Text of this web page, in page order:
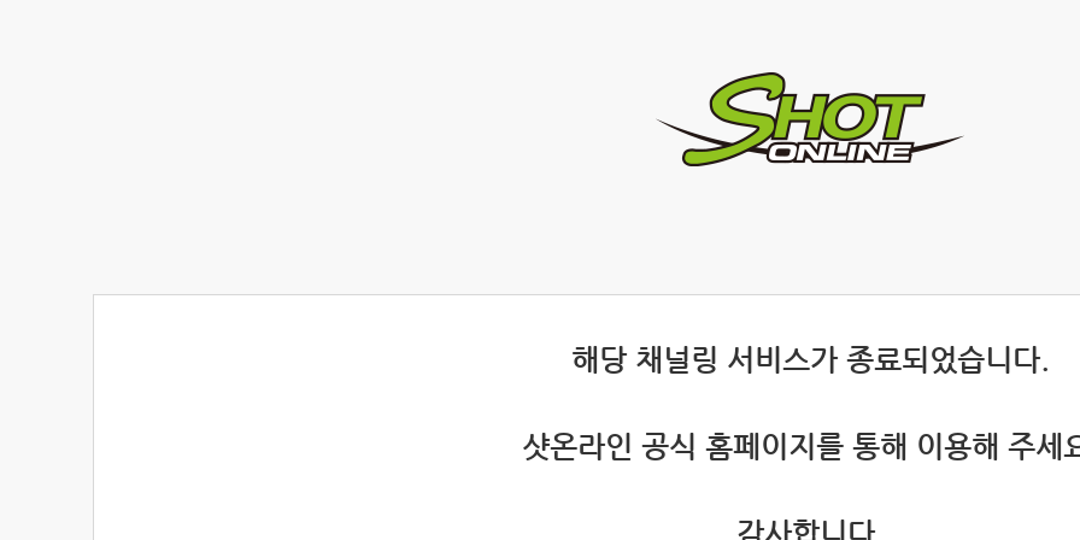
해당 채널링 서비스가 종료되었습니다.
샷온라인 공식 홈페이지를 통해 이용해 주세